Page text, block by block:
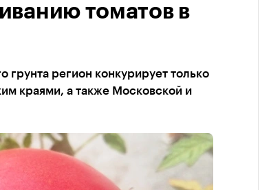
томатов в
грунта регион конкурирует только
краями, а также Московской и